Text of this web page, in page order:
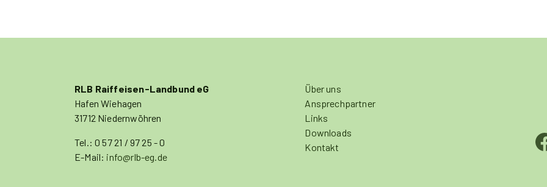
RLB Raiffeisen-Landbund eG
Hafen Wiehagen
31712 Niedernwöhren
Tel.: 0 57 21 / 97 25 - 0
E-Mail: info@rlb-eg.de
Über uns
Ansprechpartner
Links
Downloads
Kontakt